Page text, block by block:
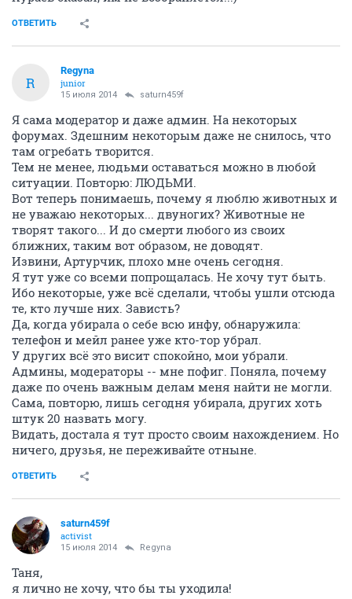
ОТВЕТИТЬ
R
Regуna
junior
15 июля 2014 saturn459f
Я сама модератор и даже админ. На некоторых
форумах. Здешним некоторым даже не снилось, что
там огребать творится.
Тем не менее, людьми оставаться можно в любой
ситуации. Повторю: ЛЮДЬМИ.
Вот теперь понимаешь, почему я люблю животных и
не уважаю некоторых... двуногих? Животные не
творят такого... И до смерти любого из своих
ближних, таким вот образом, не доводят.
Извини, Артурчик, плохо мне очень сегодня.
Я тут уже со всеми попрощалась. Не хочу тут быть.
Ибо некоторые, уже всё сделали, чтобы ушли отсюда
те, кто лучше них. Зависть?
Да, когда убирала о себе всю инфу, обнаружила:
телефон и мейл ранее уже кто-тор убрал.
У других всё это висит спокойно, мои убрали.
Админы, модераторы -- мне пофиг. Поняла, почему
даже по очень важным делам меня найти не могли.
Сама, повторю, лишь сегодня убирала, других хоть
штук 20 назвать могу.
Видать, достала я тут просто своим нахождением. Но
ничего, друзья, не переживайте отныне.
ОТВЕТИТЬ
saturn459f
activist
15 июля 2014 Regуna
Таня,
я лично не хочу, что бы ты уходила!